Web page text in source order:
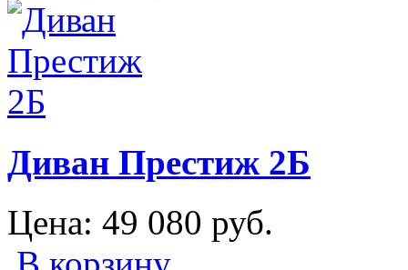
Диван Престиж 2Б
Цена: 49 080 руб.